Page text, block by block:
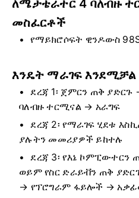
ለሜታቴራተር 4 ባለብዙ
መስፈርቶች
የማይክሮሶፍት ዊንዶውስ
እንዴት ማራገፍ እንደሚቻል
ደረጃ 1፡ ጀምርን ጠቅ
ባለብዙ ተርሚናል → አራግፍ
ደረጃ 2፡ የማራገፍ ሂደቱ
ያሉትን መመሪያዎች ይከተሉ
ደረጃ 3፡ የእኔ
ወይም የስር ድራይቭን ጠቅ
→ የፕሮግራም ፋይሎች →